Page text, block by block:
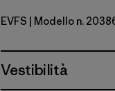
Evergreen Fjord:
EVFS | Modello n.
Vestibilità